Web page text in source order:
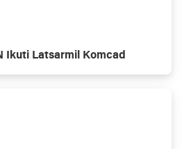
Ikuti Latsarmil Komcad